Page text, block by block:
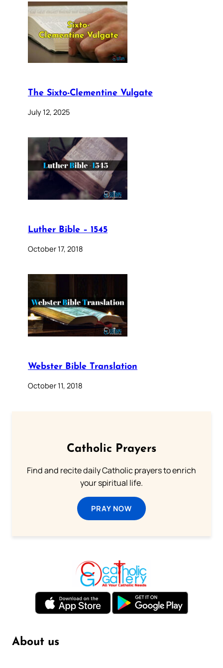
The Sixto-Clementine Vulgate
July 12, 2025
Luther Bible – 1545
October 17, 2018
Webster Bible Translation
October 11, 2018
Catholic Prayers
Find and recite daily Catholic prayers to enrich
your spiritual life.
PRAY NOW
About us